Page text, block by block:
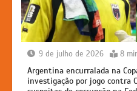
9 de julho de 2026 8
Argentina encurralada na
investigação por jogo contra